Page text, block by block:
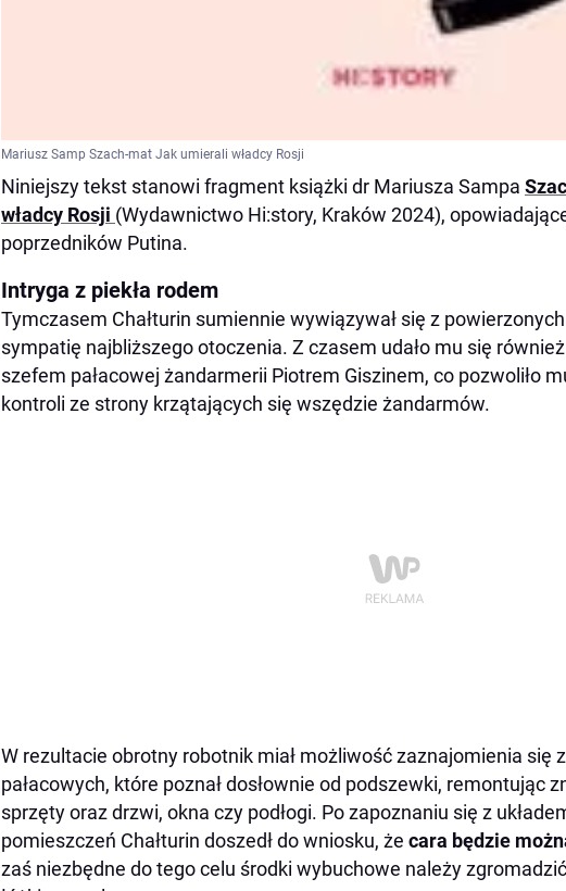
Mariusz Samp Szach-mat Jak umierali władcy Rosji
Niniejszy tekst stanowi fragment książki dr Mariusza Sampa
władcy Rosji (Wydawnictwo Hi:story, Kraków 2024),
poprzedników Putina.
Intryga z piekła rodem
Tymczasem Chałturin sumiennie wywiązywał się z
sympatię najbliższego otoczenia. Z czasem udało mu się
szefem pałacowej żandarmerii Piotrem Giszinem, co pozwoliło
kontroli ze strony krzątających się wszędzie żandarmów.
W rezultacie obrotny robotnik miał możliwość zaznajomienia się
pałacowych, które poznał dosłownie od podszewki, remontując
sprzęty oraz drzwi, okna czy podłogi. Po zapoznaniu się z
pomieszczeń Chałturin doszedł do wniosku, że cara będzie
zaś niezbędne do tego celu środki wybuchowe należy